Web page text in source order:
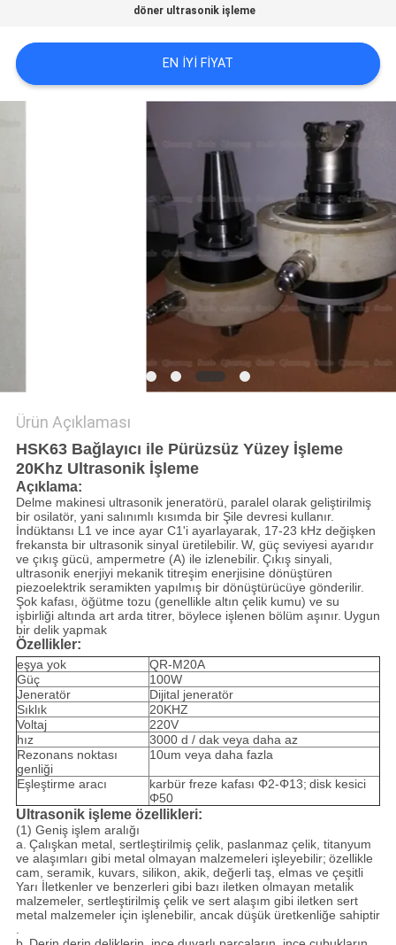
SITE
döner ultrasonik işleme
EN IYI FIYAT
Ürün Açıklaması
HSK63 Bağlayıcı ile Pürüzsüz Yüzey İşleme
20Khz Ultrasonik İşleme
Açıklama:
Delme makinesi ultrasonik jeneratörü, paralel olarak geliştirilmiş
bir osilatör, yani salınımlı kısımda bir Şile devresi kullanır.
İndüktansı L1 ve ince ayar C1'i ayarlayarak, 17-23 kHz değişken
frekansta bir ultrasonik sinyal üretilebilir. W, güç seviyesi ayarıdır
ve çıkış gücü, ampermetre (A) ile izlenebilir. Çıkış sinyali,
ultrasonik enerjiyi mekanik titreşim enerjisine dönüştüren
piezoelektrik seramikten yapılmış bir dönüştürücüye gönderilir.
Şok kafası, öğütme tozu (genellikle altın çelik kumu) ve su
işbirliği altında art arda titrer, böylece işlenen bölüm aşınır. Uygun
bir delik yapmak
Özellikler:
eşya yok
QR-M20A
Güç
100W
Jeneratör
Dijital jeneratör
Sıklık
20KHZ
Voltaj
220V
hız
3000 d / dak veya daha az
Rezonans noktası
genliği
10um veya daha fazla
Eşleştirme aracı karbür freze kafası Φ2-Φ13; disk kesici
Φ50
Ultrasonik işleme özellikleri:
(1) Geniş işlem aralığı
a. Çalışkan metal, sertleştirilmiş çelik, paslanmaz çelik, titanyum
ve alaşımları gibi metal olmayan malzemeleri işleyebilir; özellikle
cam, seramik, kuvars, silikon, akik, değerli taş, elmas ve çeşitli
Yarı İletkenler ve benzerleri gibi bazı iletken olmayan metalik
malzemeler, sertleştirilmiş çelik ve sert alaşım gibi iletken sert
metal malzemeler için işlenebilir, ancak düşük üretkenliğe sahiptir
.